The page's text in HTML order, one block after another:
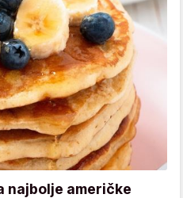
najbolje američke